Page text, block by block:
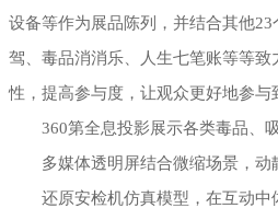
设备等作为展品陈列，并结合其他
驾、毒品消消乐、人生七笔账等等致
性，提高参与度，让观众更好地参与
360第全息投影展示各类毒品、
多媒体透明屏结合微缩场景，
还原安检机仿真模型，在互动